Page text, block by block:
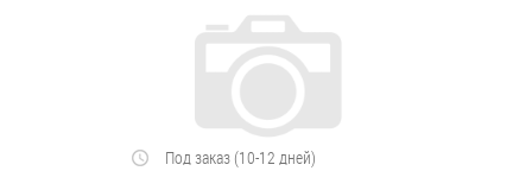
Под заказ (10-12 дней)